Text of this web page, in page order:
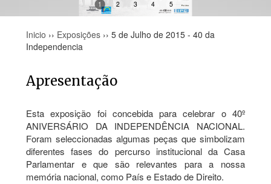
1 2 3 4 5
Inicio ›› Exposições ›› 5 de Julho de 2015 - 40 da
Independencia
Apresentação
Esta exposição foi concebida para celebrar o 40º
ANIVERSÁRIO DA INDEPENDÊNCIA NACIONAL.
Foram seleccionadas algumas peças que simbolizam
diferentes fases do percurso institucional da Casa
Parlamentar e que são relevantes para a nossa
memória nacional, como País e Estado de Direito.